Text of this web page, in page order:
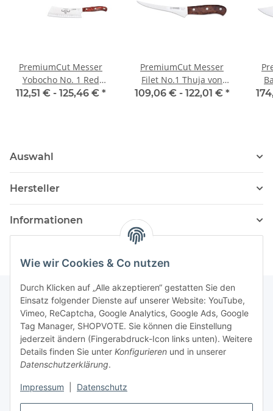
Wie wir Cookies & Co nutzen
Durch Klicken auf „Alle akzeptieren“ gestatten Sie den
Einsatz folgender Dienste auf unserer Website: YouTube,
Vimeo, ReCaptcha, Google Analytics, Google Ads, Google
Tag Manager, SHOPVOTE. Sie können die Einstellung
jederzeit ändern (Fingerabdruck-Icon links unten). Weitere
Details finden Sie unter Konfigurieren und in unserer
Datenschutzerklärung.
Impressum Datenschutz
PremiumCut Messer
Yobocho No. 1 Red
Diamond von Giesser
112,51 € - 125,46 € *
PremiumCut Messer
Filet No.1 Thuja von
Giesser
109,06 € - 122,01 € *
Auswahl
Hersteller
Informationen
Newsletter Abonnieren
Bitte senden Sie mir entsprechend Ihrer
Datenschutzerklärungregelmäßig und jederzeit widerruflich
Informationen zu Ihrem Produktsortiment per E-Mail zu.
Abonnieren